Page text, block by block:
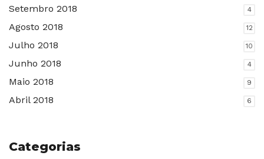
Setembro 2018 4
Agosto 2018 12
Julho 2018 10
Junho 2018 4
Maio 2018 9
Abril 2018 6
Categorias